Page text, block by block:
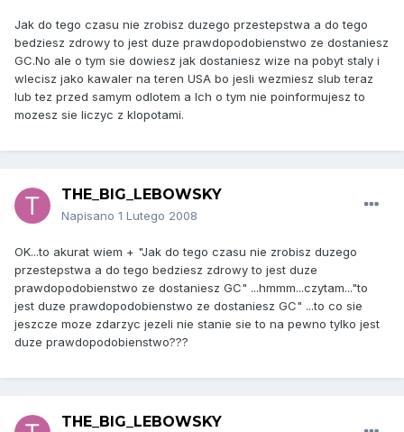
Jak do tego czasu nie zrobisz duzego przestepstwa a do tego
bedziesz zdrowy to jest duze prawdopodobienstwo ze dostaniesz
GC.No ale o tym sie dowiesz jak dostaniesz wize na pobyt staly i
wlecisz jako kawaler na teren USA bo jesli wezmiesz slub teraz
lub tez przed samym odlotem a Ich o tym nie poinformujesz to
mozesz sie liczyc z klopotami.
THE_BIG_LEBOWSKY
Napisano 1 Lutego 2008
OK...to akurat wiem + "Jak do tego czasu nie zrobisz duzego
przestepstwa a do tego bedziesz zdrowy to jest duze
prawdopodobienstwo ze dostaniesz GC" ...hmmm...czytam..."to
jest duze prawdopodobienstwo ze dostaniesz GC" ...to co sie
jeszcze moze zdarzyc jezeli nie stanie sie to na pewno tylko jest
duze prawdopodobienstwo???
THE_BIG_LEBOWSKY